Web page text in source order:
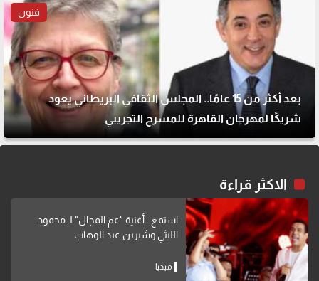
فنون
بعد أكثر من 15 عامًا.. المجلس الثقافي البريطاني يعود
شريكًا لمهرجان القاهرة للمسرح التجريبي
الاكثر قراءة
استمع.. أغنية "عم المجال" لـ محمود
الليثي وشيرين عبد الوهاب
ميديا